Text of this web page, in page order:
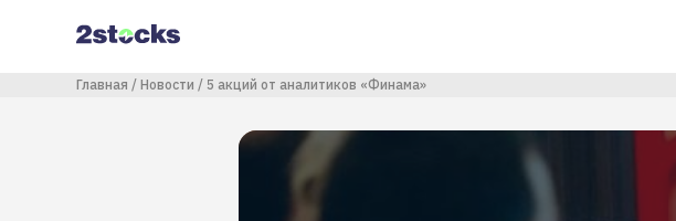
содержанию
Строка навигации
Главная Новости 5 акций от аналитиков «Финама»